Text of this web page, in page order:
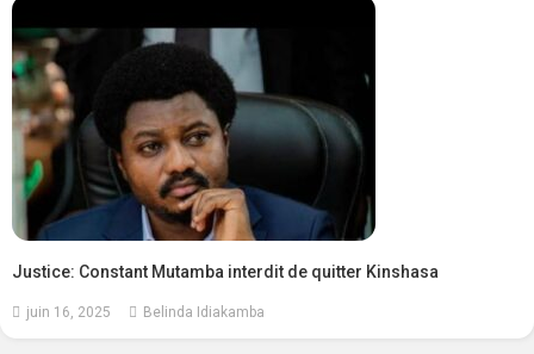
Justice: Constant Mutamba interdit de quitter Kinshasa
juin 16, 2025 Belinda Idiakamba